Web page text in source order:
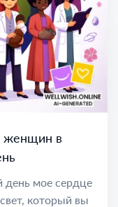
женщин в
мое сердце
который вы